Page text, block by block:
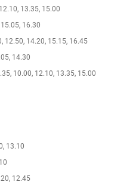
12.10, 13.35, 15.00
16.30
12.50, 14.20, 15.15, 16.45
14.30
10.00, 12.10, 13.35, 15.00
13.10
12.45